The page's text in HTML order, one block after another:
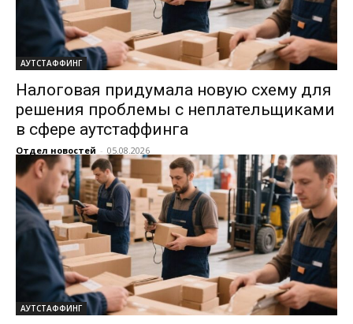
АУТСТАФФИНГ
Налоговая придумала новую схему для
решения проблемы с неплательщиками
в сфере аутстаффинга
Отдел новостей - 05.08.2026
АУТСТАФФИНГ